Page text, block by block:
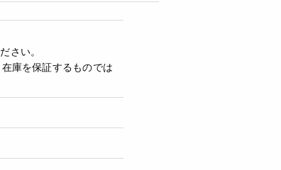
さい。
庫を保証するものでは